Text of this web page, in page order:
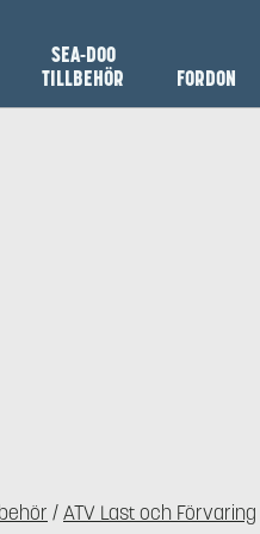
SEA-DOO
TILLBEHÖR
FORDON
/ATV Last och Förvaring